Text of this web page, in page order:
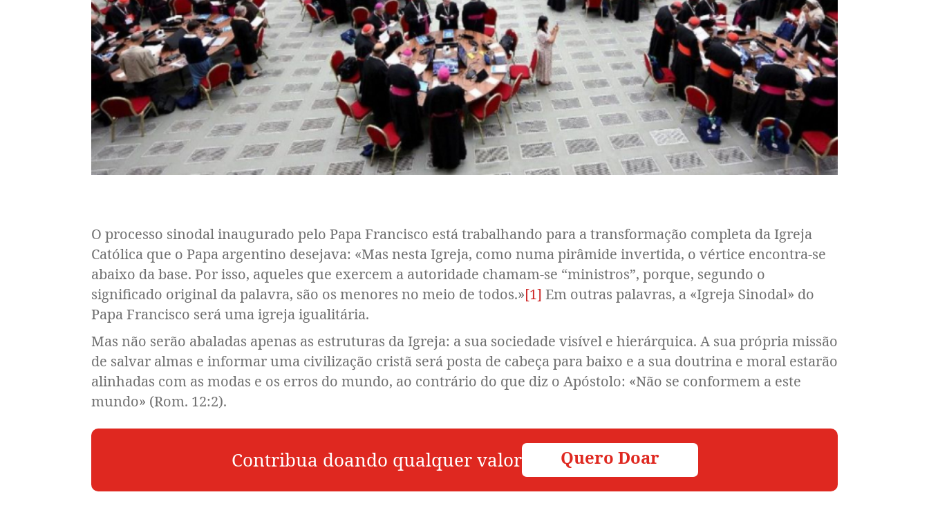
O processo sinodal inaugurado pelo Papa Francisco está trabalhando para a transformação completa da Igreja
Católica que o Papa argentino desejava: «Mas nesta Igreja, como numa pirâmide invertida, o vértice encontra-se
abaixo da base. Por isso, aqueles que exercem a autoridade chamam-se “ministros”, porque, segundo o
significado original da palavra, são os menores no meio de todos.»[1] Em outras palavras, a «Igreja Sinodal» do
Papa Francisco será uma igreja igualitária.
Mas não serão abaladas apenas as estruturas da Igreja: a sua sociedade visível e hierárquica. A sua própria missão
de salvar almas e informar uma civilização cristã será posta de cabeça para baixo e a sua doutrina e moral estarão
alinhadas com as modas e os erros do mundo, ao contrário do que diz o Apóstolo: «Não se conformem a este
mundo» (Rom. 12:2).
Contribua doando qualquer valor Quero Doar